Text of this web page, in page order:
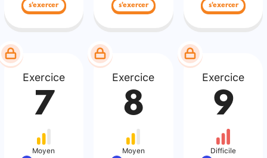
s'exercer s'exercer s'exercer
Exercice
7
Moyen
Exercice
8
Moyen
Exercice
9
Difficile